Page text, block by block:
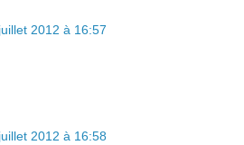
2012 à 16:57
2012 à 16:58